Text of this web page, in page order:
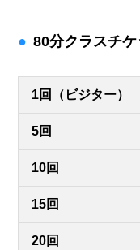
80分クラスチケ
1回（ビジター）
5回
10回
15回
20回